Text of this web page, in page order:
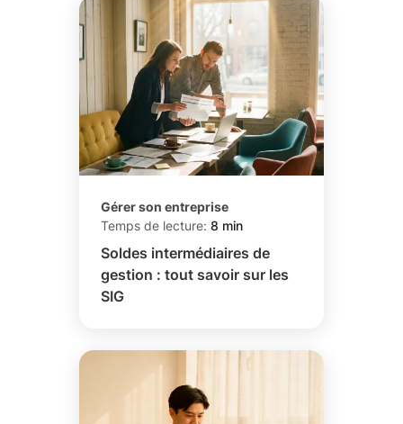
Gérer son entreprise
Temps de lecture: 8 min
Soldes intermédiaires de
gestion : tout savoir sur les
SIG